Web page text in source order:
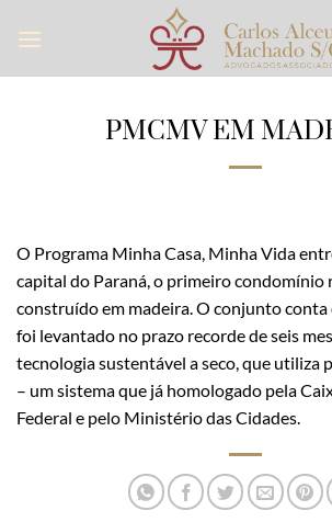
PMCMV EM
O Programa Minha Casa, Minha Vida
capital do Paraná, o primeiro condomínio
construído em madeira. O conjunto conta
foi levantado no prazo recorde de seis
tecnologia sustentável a seco, que utiliza
– um sistema que já homologado pela
Federal e pelo Ministério das Cidades.